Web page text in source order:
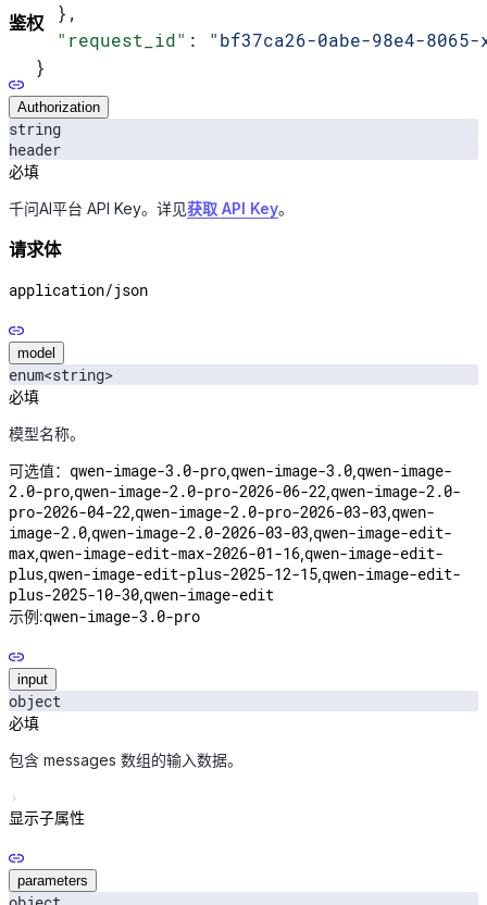
  },
  "request_id"
: "bf37ca26-0abe-98e4-
}
鉴权
Authorization
string
header
必填
千问AI平台 API Key。详见获取 API Key。
请求体
application/json
model
enum<string>
必填
模型名称。
可选值： qwen-image-3.0-pro qwen-image-3.0 qwen-image-
2.0-pro qwen-image-2.0-pro-2026-06-22 qwen-image-2.0-
pro-2026-04-22 qwen-image-2.0-pro-2026-03-03 qwen-
image-2.0 qwen-image-2.0-2026-03-03 qwen-image-edit-
max qwen-image-edit-max-2026-01-16 qwen-image-edit-
plus qwen-image-edit-plus-2025-12-15 qwen-image-edit-
plus-2025-10-30 qwen-image-edit
示例:qwen-image-3.0-pro
input
object
必填
包含 messages 数组的输入数据。
显示子属性
parameters